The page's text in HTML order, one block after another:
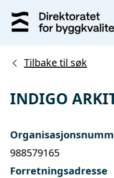
Tilbake til søk
INDIGO
988579165
Forretningsadresse